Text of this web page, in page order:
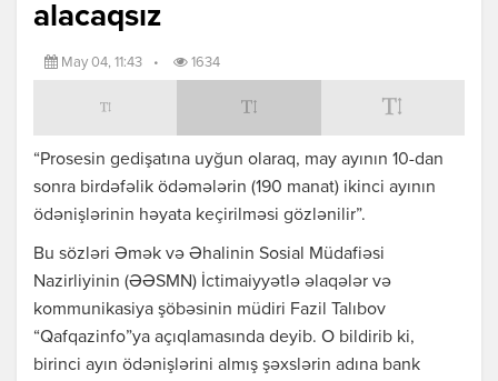
alacaqsız
May 04, 11:43 • 1634
“Prosesin gedişatına uyğun olaraq, may ayının 10-dan
sonra birdəfəlik ödəmələrin (190 manat) ikinci ayının
ödənişlərinin həyata keçirilməsi gözlənilir”.
Bu sözləri Əmək və Əhalinin Sosial Müdafiəsi
Nazirliyinin (ƏƏSMN) İctimaiyyətlə əlaqələr və
kommunikasiya şöbəsinin müdiri Fazil Talıbov
“Qafqazinfo”ya açıqlamasında deyib. O bildirib ki,
birinci ayın ödənişlərini almış şəxslərin adına bank